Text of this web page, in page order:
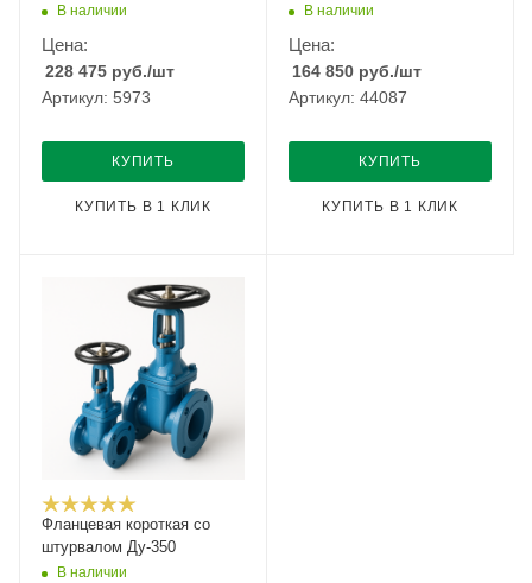
В наличии
Цена:
228 475 руб./шт
Артикул: 5973
КУПИТЬ
КУПИТЬ В 1 КЛИК
В наличии
Цена:
164 850 руб./шт
Артикул: 44087
КУПИТЬ
КУПИТЬ В 1 КЛИК
Фланцевая короткая со
штурвалом Ду-350
В наличии